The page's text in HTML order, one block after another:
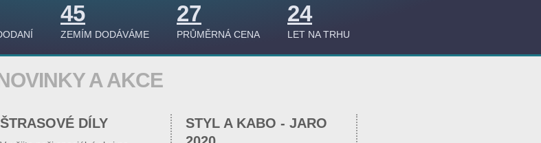
45
ZEMÍM DODÁVÁME
27
PRŮMĚRNÁ CENA
24
LET NA TRHU
A AKCE
ŠTRASOVÉ DÍLY
STYL A KABO - JARO